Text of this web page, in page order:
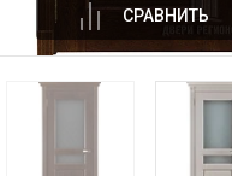
СРАВНИТЬ